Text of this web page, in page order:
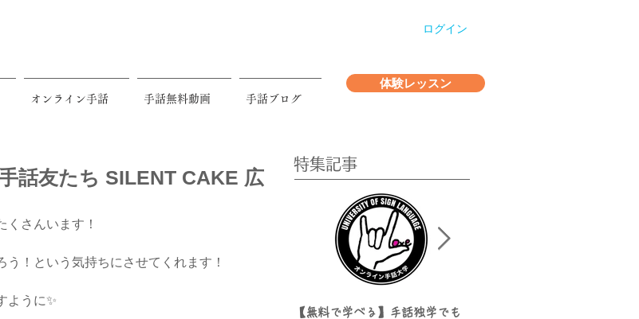
オンライン手話 手話無料動画 手話ブログ
ログイン
体験レッスン
話友たち SILENT CAKE 広
さんいます！
！という気持ちにさせてくれます！
ように✨
特集記事
【無料で学べる】手話独学でも